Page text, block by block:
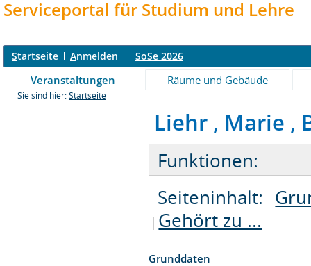
Serviceportal für Studium und Lehre
Startseite Anmelden SoSe 2026
Veranstaltungen Räume und Gebäude
Sie sind hier: Startseite
Liehr , Marie ,
Funktionen:
Seiteninhalt:
Gehört zu ...
Grunddaten